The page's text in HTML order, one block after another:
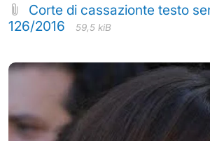
Corte di cassazionte testo
126/2016
59,5 kiB